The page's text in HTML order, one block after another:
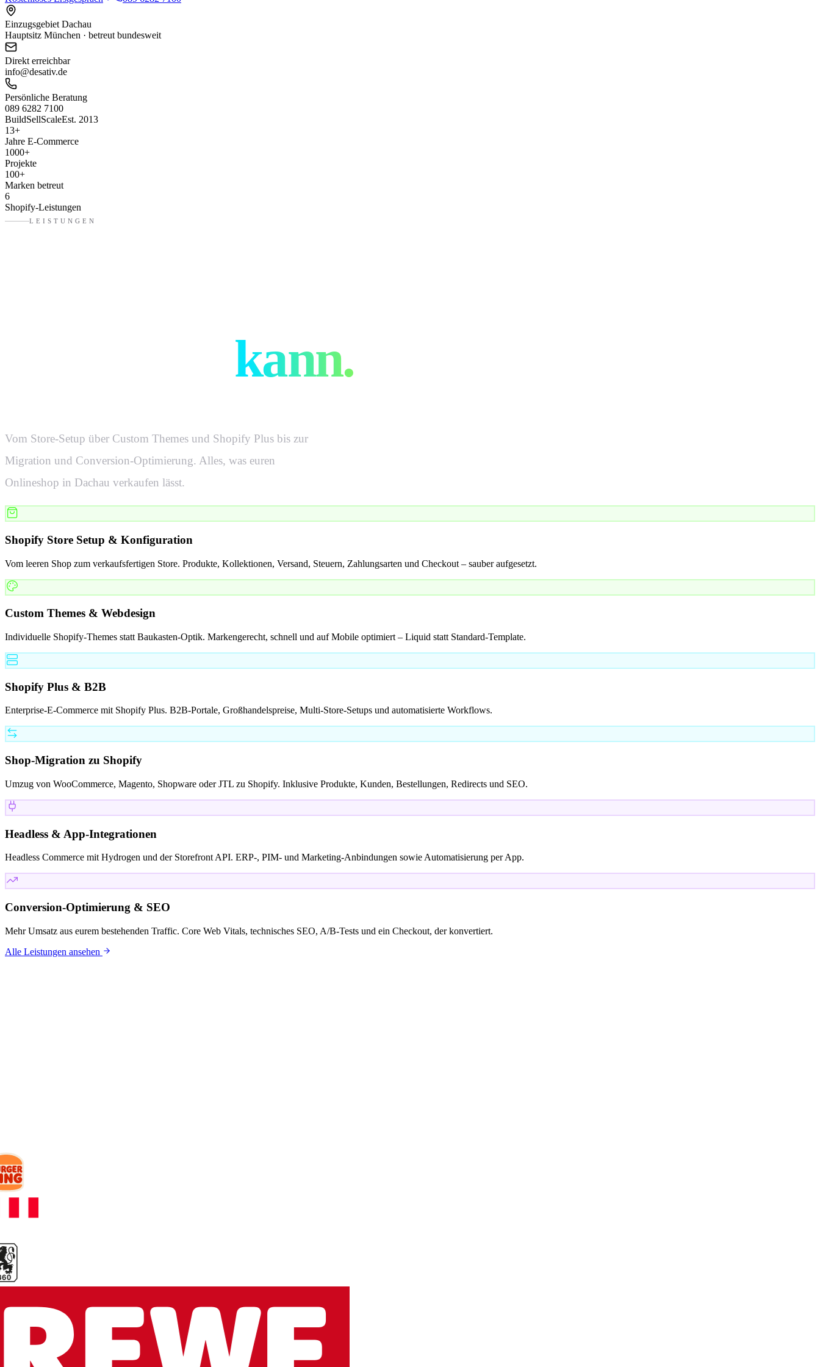
Einzugsgebiet Dachau
Hauptsitz München · betreut bundesweit
Direkt erreichbar
info@desativ.de
Persönliche Beratung
089 6282 7100
BuildSellScaleEst. 2013
13+
Jahre E-Commerce
1000+
Projekte
100+
Marken betreut
6
Shopify-Leistungen
LEISTUNGEN
kann.
Vom Store-Setup über Custom Themes und Shopify Plus bis zur
Migration und Conversion-Optimierung. Alles, was euren
Onlineshop in Dachau verkaufen lässt.
Shopify Store Setup & Konfiguration
Vom leeren Shop zum verkaufsfertigen Store. Produkte, Kollektionen, Versand, Steuern, Zahlungsarten und Checkout – sauber aufgesetzt.
Custom Themes & Webdesign
Individuelle Shopify-Themes statt Baukasten-Optik. Markengerecht, schnell und auf Mobile optimiert – Liquid statt Standard-Template.
Shopify Plus & B2B
Enterprise-E-Commerce mit Shopify Plus. B2B-Portale, Großhandelspreise, Multi-Store-Setups und automatisierte Workflows.
Shop-Migration zu Shopify
Umzug von WooCommerce, Magento, Shopware oder JTL zu Shopify. Inklusive Produkte, Kunden, Bestellungen, Redirects und SEO.
Headless & App-Integrationen
Headless Commerce mit Hydrogen und der Storefront API. ERP-, PIM- und Marketing-Anbindungen sowie Automatisierung per App.
Conversion-Optimierung & SEO
Mehr Umsatz aus eurem bestehenden Traffic. Core Web Vitals, technisches SEO, A/B-Tests und ein Checkout, der konvertiert.
Alle Leistungen ansehen